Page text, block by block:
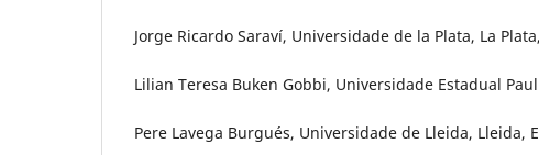
Jorge Ricardo Saraví, Universidade de la Plata, La
Lilian Teresa Buken Gobbi, Universidade Estadual
Pere Lavega Burgués, Universidade de Lleida, Lleida,